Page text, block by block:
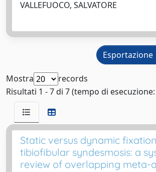
VALLEFUOCO, SALVATORE
Esportazione
Mostra
records
Risultati 1 - 7 di 7 (tempo di
Static versus dynamic
tibiofibular syndesmosis: a
review of overlapping meta-